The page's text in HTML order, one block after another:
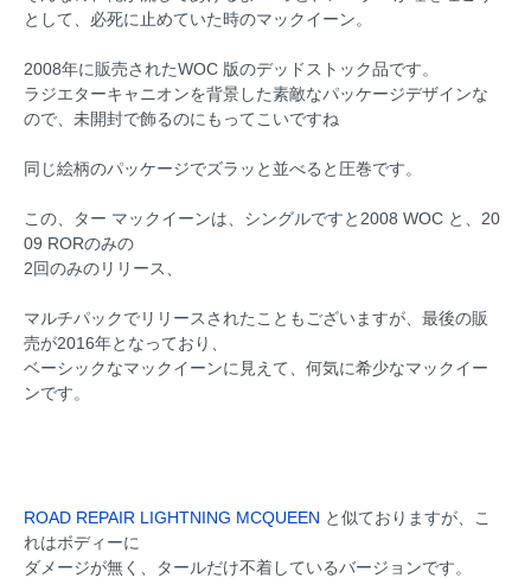
として、必死に止めていた時のマックイーン。
2008年に販売されたWOC 版のデッドストック品です。
ラジエターキャニオンを背景した素敵なパッケージデザインな
ので、未開封で飾るのにもってこいですね
同じ絵柄のパッケージでズラッと並べると圧巻です。
この、ター マックイーンは、シングルですと2008 WOC と、20
09 RORのみの
2回のみのリリース、
マルチパックでリリースされたこともございますが、最後の販
売が2016年となっており、
ベーシックなマックイーンに見えて、何気に希少なマックイー
ンです。
ROAD REPAIR LIGHTNING MCQUEEN と似ておりますが、こ
れはボディーに
ダメージが無く、タールだけ不着しているバージョンです。